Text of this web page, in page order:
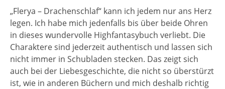
„Flerya – Drachenschlaf“ kann ich jedem nur ans Herz
legen. Ich habe mich jedenfalls bis über beide Ohren
in dieses wundervolle Highfantasybuch verliebt. Die
Charaktere sind jederzeit authentisch und lassen sich
nicht immer in Schubladen stecken. Das zeigt sich
auch bei der Liebesgeschichte, die nicht so überstürzt
ist, wie in anderen Büchern und mich deshalb richtig